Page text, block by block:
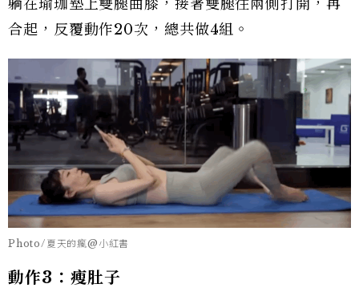
躺在瑜珈墊上雙腿曲膝，接著雙腿往兩側打開，再
合起，反覆動作20次，總共做4組。
Photo/夏天的瘋@小紅書
動作3：瘦肚子